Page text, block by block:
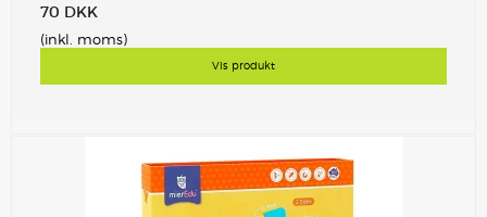
70 DKK
(inkl. moms)
Vis produkt